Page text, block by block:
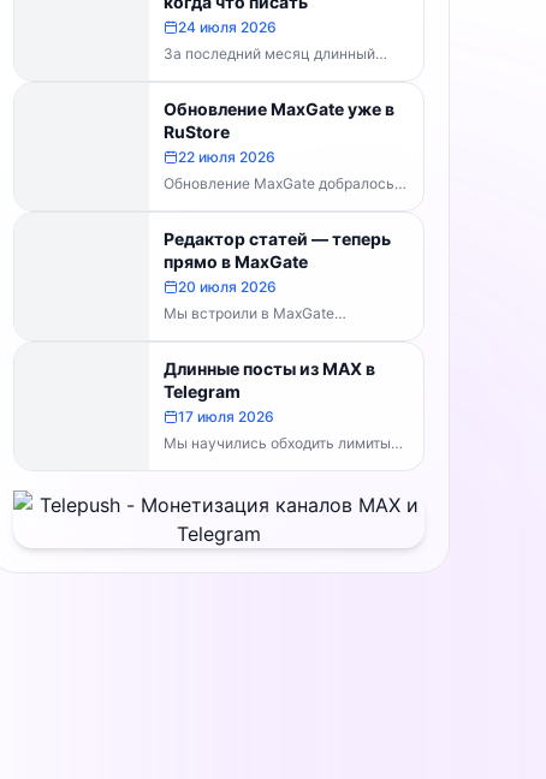
24 июля 2026
За последний месяц длинный
формат перестал быть
технической проблемой. Telegram
выпустил конструктор статей,
MaxGate научился...
Обновление MaxGate уже в
RuStore
22 июля 2026
Обновление MaxGate добралось
до RuStore — теперь актуальная
версия доступна всем, без
скачивания APK напрямую:...
Редактор статей — теперь
прямо в MaxGate
20 июля 2026
Мы встроили в MaxGate
собственный редактор статей.
Теперь большой материал с
таблицами, изображениями и
полным...
Длинные посты из MAX в
Telegram
17 июля 2026
Мы научились обходить лимиты
символов Telegram. Теперь, если
ограничение, MaxGate
отправляет...